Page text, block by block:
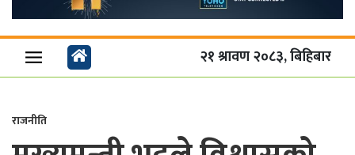
२१ श्रावण २०८३, बिहिबार
राजनीति